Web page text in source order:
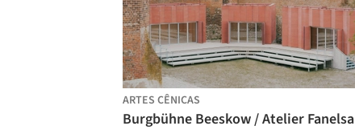
ARTES CÊNICAS
Burgbühne Beeskow / Atelier Fanelsa